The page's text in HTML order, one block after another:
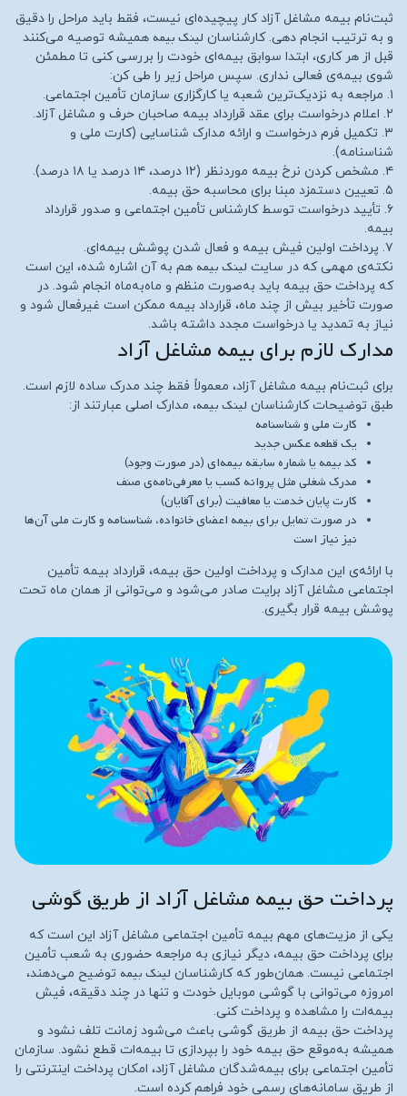
ثبت‌نام بیمه مشاغل آزاد کار پیچیده‌ای نیست، فقط باید مراحل را دقیق
و به ترتیب انجام دهی. کارشناسان لینک بیمه همیشه توصیه می‌کنند
قبل از هر کاری، ابتدا سوابق بیمه‌ای خودت را بررسی کنی تا مطمئن
شوی بیمه‌ی فعالی نداری. سپس مراحل زیر را طی کن:
۱. مراجعه به نزدیک‌ترین شعبه یا کارگزاری سازمان تأمین اجتماعی.
۲. اعلام درخواست برای عقد قرارداد بیمه صاحبان حرف و مشاغل آزاد.
۳. تکمیل فرم درخواست و ارائه مدارک شناسایی (کارت ملی و
شناسنامه).
۴. مشخص کردن نرخ بیمه موردنظر (۱۲ درصد، ۱۴ درصد یا ۱۸ درصد).
۵. تعیین دستمزد مبنا برای محاسبه حق بیمه.
۶. تأیید درخواست توسط کارشناس تأمین اجتماعی و صدور قرارداد
بیمه.
۷. پرداخت اولین فیش بیمه و فعال شدن پوشش بیمه‌ای.
نکته‌ی مهمی که در سایت لینک بیمه هم به آن اشاره شده، این است
که پرداخت حق بیمه باید به‌صورت منظم و ماه‌به‌ماه انجام شود. در
صورت تأخیر بیش از چند ماه، قرارداد بیمه ممکن است غیرفعال شود و
نیاز به تمدید یا درخواست مجدد داشته باشد.
مدارک لازم برای بیمه مشاغل آزاد
برای ثبت‌نام بیمه مشاغل آزاد، معمولاً فقط چند مدرک ساده لازم است.
طبق توضیحات کارشناسان لینک بیمه، مدارک اصلی عبارتند از:
کارت ملی و شناسنامه
یک قطعه عکس جدید
کد بیمه یا شماره سابقه بیمه‌ای (در صورت وجود)
مدرک شغلی مثل پروانه کسب یا معرفی‌نامه‌ی صنف
کارت پایان خدمت یا معافیت (برای آقایان)
در صورت تمایل برای بیمه اعضای خانواده، شناسنامه و کارت ملی آن‌ها
نیز نیاز است
با ارائه‌ی این مدارک و پرداخت اولین حق بیمه، قرارداد بیمه تأمین
اجتماعی مشاغل آزاد برایت صادر می‌شود و می‌توانی از همان ماه تحت
پوشش بیمه قرار بگیری.
پرداخت حق بیمه مشاغل آزاد از طریق گوشی
یکی از مزیت‌های مهم بیمه تأمین اجتماعی مشاغل آزاد این است که
برای پرداخت حق بیمه، دیگر نیازی به مراجعه حضوری به شعب تأمین
اجتماعی نیست. همان‌طور که کارشناسان لینک بیمه توضیح می‌دهند،
امروزه می‌توانی با گوشی موبایل خودت و تنها در چند دقیقه، فیش
بیمه‌ات را مشاهده و پرداخت کنی.
پرداخت حق بیمه از طریق گوشی باعث می‌شود زمانت تلف نشود و
همیشه به‌موقع حق بیمه خود را بپردازی تا بیمه‌ات قطع نشود. سازمان
تأمین اجتماعی برای بیمه‌شدگان مشاغل آزاد، امکان پرداخت اینترنتی را
از طریق سامانه‌های رسمی خود فراهم کرده است.